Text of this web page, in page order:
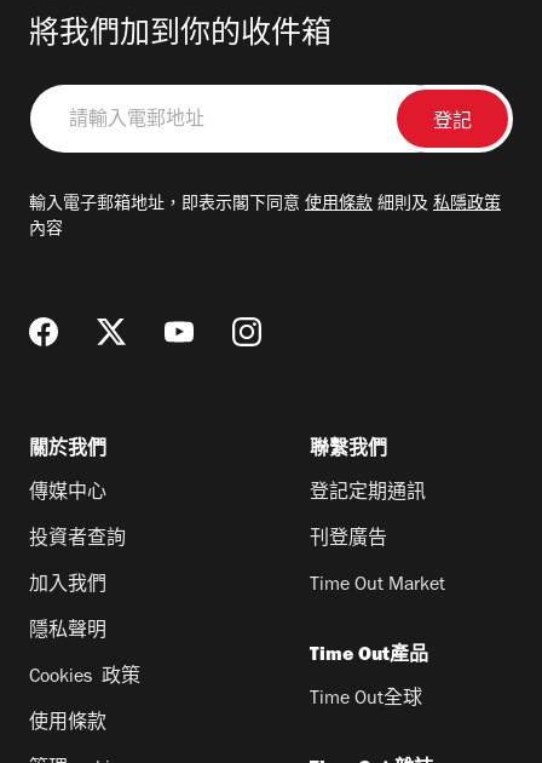
將我們加到你的收件箱
請
輸
郵
輸入電子郵箱地址，即表示閣下同意 使用條款 細則及 私隱政策
內容
關於我們
傳媒中心
投資者查詢
加入我們
隱私聲明
Cookies 政策
使用條款
聯繫我們
登記定期通訊
刊登廣告
Time Out Market
Time Out產品
Time Out全球